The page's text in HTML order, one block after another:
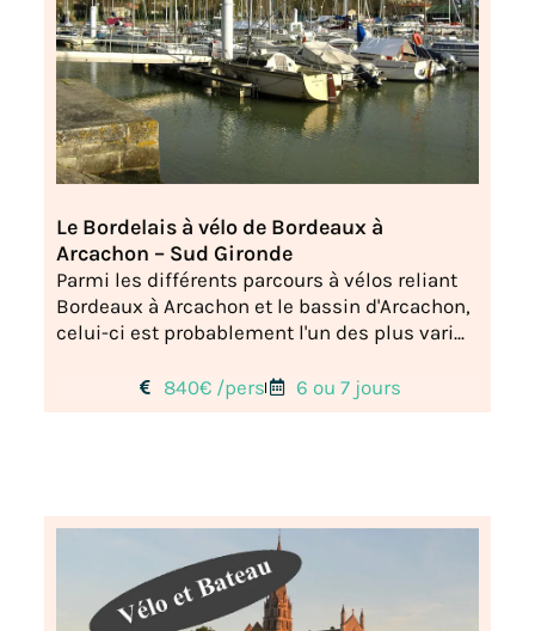
Le Bordelais à vélo de Bordeaux à
Arcachon – Sud Gironde
Parmi les différents parcours à vélos reliant
Bordeaux à Arcachon et le bassin d'Arcachon,
celui-ci est probablement l'un des plus vari...
840€ /pers 6 ou 7 jours